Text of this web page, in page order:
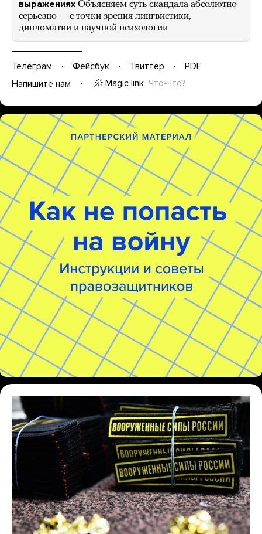
выражениях Объясняем суть скандала абсолютно
серьезно — с точки зрения лингвистики,
дипломатии и научной психологии
Телеграм Фейсбук Твиттер
PDF
Напишите нам
Magic link Что-что?